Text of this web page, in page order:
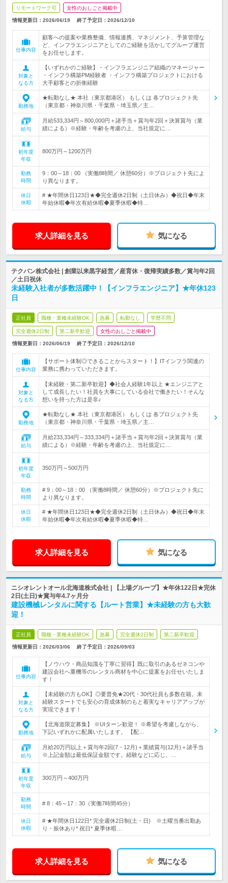
リモートワーク可 女性のおしごと掲載中
情報更新日：2026/06/19 終了予定日： 2026/12/10
仕事内容
顧客への提案や業務整備、情報連携、マネジメント、予算管理な
ど、インフラエンジニアとしてのご経験を活かしてグループ運営
をお任せします。
対象と
なる方
【いずれかのご経験】・インフラエンジニア組織のマネージャー
・インフラ構築PM経験者 ・インフラ構築プロジェクトにおける
大手顧客との折衝経験
勤務地
★転勤なし★ 本社（東京都港区） もしくは 各プロジェクト先
（東京都・神奈川県・千葉県・埼玉県／主…
給与
月給533,334円～800,000円＋諸手当＋賞与年2回＋決算賞与（業
績による）※経験・年齢を考慮の上、当社規定に…
初年度
年収
800万円～1200万円
勤務
時間
9：00～18：00 （実働8時間／ 休憩60分）※プロジェクト先によ
り異なります。
休日
休暇
# ★年間休日123日★◆完全週休2日制（土日休み）◆祝日◆年末
年始休暇◆年次有給休暇◆夏季休暇◆特…
求人詳細を見る 気になる
テクバン株式会社 | 創業以来黒字経営／産育休・復帰実績多数／賞与年2回
／土日祝休
未経験入社者が多数活躍中！【インフラエンジニア】★年休123
日
正社員 職種・業種未経験OK 急募 転勤なし 学歴不問
完全週休2日制 第二新卒歓迎 女性のおしごと掲載中
情報更新日：2026/06/19 終了予定日： 2026/12/10
仕事内容
【サポート体制◎できることからスタート！】ITインフラ関連の
業務に携わっていただきます。
対象と
なる方
【未経験・第二新卒歓迎】◆社会人経験1年以上 ★エンジニアと
して成長したい！社員を大事にしている会社で働きたい！そんな
想いを持った方は是非♪
勤務地
★転勤なし★ 本社（東京都港区） もしくは 各プロジェクト先
（東京都・神奈川県・千葉県・埼玉県／主…
給与
月給233,334円～333,334円＋諸手当＋賞与年2回＋決算賞与（業
績による）※経験・年齢を考慮の上、当社規定に…
初年度
年収
350万円～500万円
勤務
時間
# 9：00～18：00 （実働8時間／ 休憩60分）※プロジェクト先に
より異なります。
休日
休暇
# ★年間休日123日★◆完全週休2日制（土日休み）◆祝日◆年末
年始休暇◆年次有給休暇◆夏季休暇◆特…
求人詳細を見る 気になる
ニシオレントオール北海道株式会社 | 【上場グループ】★年休122日★完休
2日(土日)★賞与年4.7ヶ月分
建設機械レンタルに関する【ルート営業】★未経験の方も大歓
迎！
正社員 職種・業種未経験OK 急募 完全週休2日制 第二新卒歓迎
情報更新日：2026/03/06 終了予定日： 2026/09/03
仕事内容
【ノウハウ・商品知識を丁寧に習得】既に取引のあるゼネコンや
建設会社へ重機等のレンタル商材を中心に提案をお任せいたしま
す！
対象と
なる方
【未経験の方もOK】◎要普免★20代・30代社員も多数在籍。未
経験スタートでも安心の育成体制のもと着実なキャリアアップが
実現できます！
勤務地
【北海道限定募集】 ※UIターン歓迎！ ※希望を考慮しながら、
下記いずれかに配属いたします。 【配…
給与
月給20万円以上＋賞与年2回(7・12月)＋業績賞与(12月)＋諸手当
※上記金額は最低保証金額です。経験などに応じ、…
初年度
年収
300万円～400万円
勤務
時間
# 8：45～17：30（実働7時間45分）
休日
休暇
# ★年間休日122日* 完全週休2日制(土・日) ※土曜当番出勤あ
り・振休あり* 祝日* 夏季休暇…
求人詳細を見る 気になる